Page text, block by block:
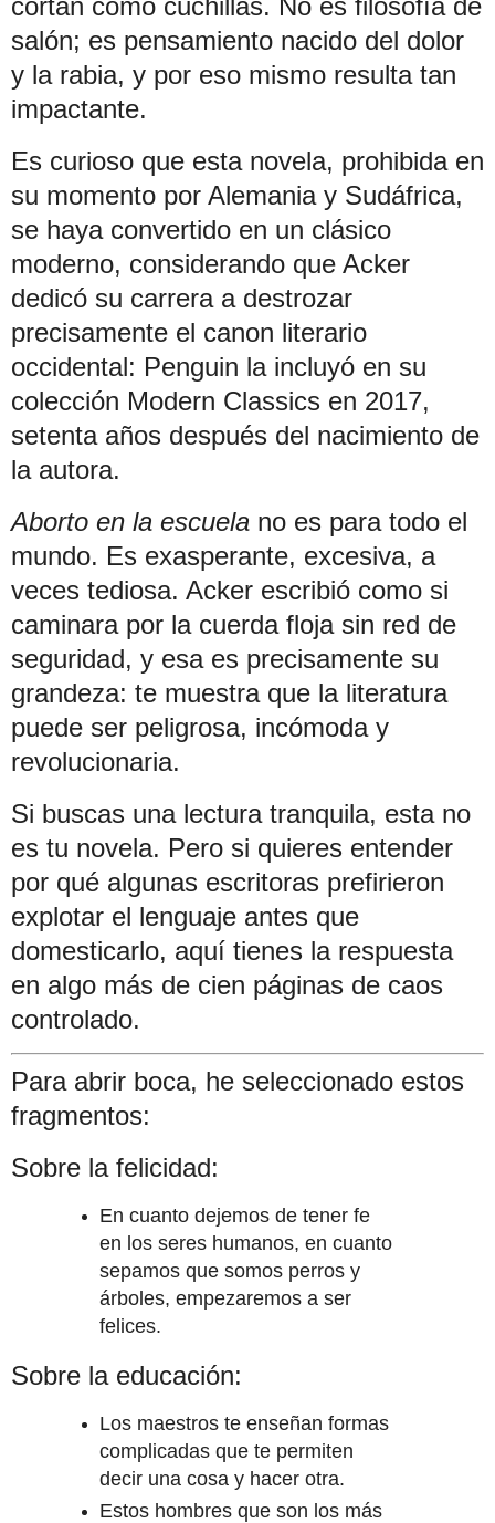
cortan como cuchillas. No es filosofía de
salón; es pensamiento nacido del dolor
y la rabia, y por eso mismo resulta tan
impactante.
Es curioso que esta novela, prohibida en
su momento por Alemania y Sudáfrica,
se haya convertido en un clásico
moderno, considerando que Acker
dedicó su carrera a destrozar
precisamente el canon literario
occidental: Penguin la incluyó en su
colección Modern Classics en 2017,
setenta años después del nacimiento de
la autora.
Aborto en la escuela no es para todo el
mundo. Es exasperante, excesiva, a
veces tediosa. Acker escribió como si
caminara por la cuerda floja sin red de
seguridad, y esa es precisamente su
grandeza: te muestra que la literatura
puede ser peligrosa, incómoda y
revolucionaria.
Si buscas una lectura tranquila, esta no
es tu novela. Pero si quieres entender
por qué algunas escritoras prefirieron
explotar el lenguaje antes que
domesticarlo, aquí tienes la respuesta
en algo más de cien páginas de caos
controlado.
Para abrir boca, he seleccionado estos
fragmentos:
Sobre la felicidad:
En cuanto dejemos de tener fe
en los seres humanos, en cuanto
sepamos que somos perros y
árboles, empezaremos a ser
felices.
Sobre la educación:
Los maestros te enseñan formas
complicadas que te permiten
decir una cosa y hacer otra.
Estos hombres que son los más